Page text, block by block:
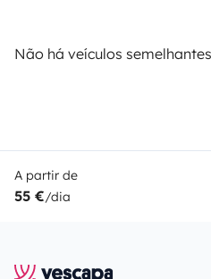
Não há veículos
A partir de
55 €/dia